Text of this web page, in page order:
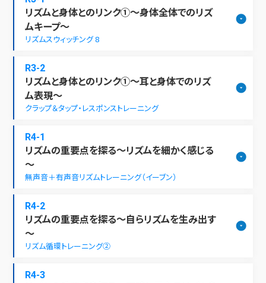
リズムと身体とのリンク①～身体全体でのリズ
ムキープ～
リズムスウィッチング 8
R3-2
リズムと身体とのリンク①～耳と身体でのリズ
ム表現～
クラップ＆タップ・レスポンストレーニング
R4-1
リズムの重要点を探る～リズムを細かく感じる
～
無声音＋有声音リズムトレーニング（イーブン）
R4-2
リズムの重要点を探る～自らリズムを生み出す
～
リズム循環トレーニング②
R4-3